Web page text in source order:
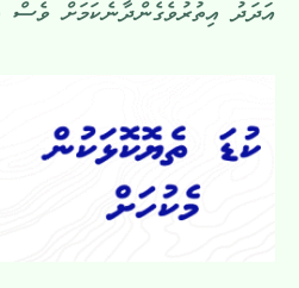
އަދަދު އިތުރުވެގެންދާނެކަމަށް ވެސް